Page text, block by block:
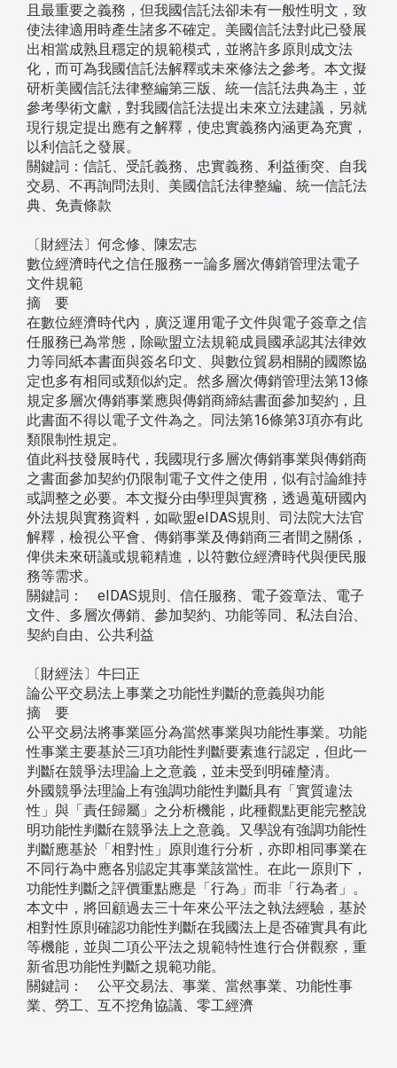
且最重要之義務，但我國信託法卻未有一般性明文，致
使法律適用時產生諸多不確定。美國信託法對此已發展
出相當成熟且穩定的規範模式，並將許多原則成文法
化，而可為我國信託法解釋或未來修法之參考。本文擬
研析美國信託法律整編第三版、統一信託法典為主，並
參考學術文獻，對我國信託法提出未來立法建議，另就
現行規定提出應有之解釋，使忠實義務內涵更為充實，
以利信託之發展。
關鍵詞：信託、受託義務、忠實義務、利益衝突、自我
交易、不再詢問法則、美國信託法律整編、統一信託法
典、免責條款
〔財經法〕何念修、陳宏志
數位經濟時代之信任服務——論多層次傳銷管理法電子
文件規範
摘 要
在數位經濟時代內，廣泛運用電子文件與電子簽章之信
任服務已為常態，除歐盟立法規範成員國承認其法律效
力等同紙本書面與簽名印文、與數位貿易相關的國際協
定也多有相同或類似約定。然多層次傳銷管理法第13條
規定多層次傳銷事業應與傳銷商締結書面參加契約，且
此書面不得以電子文件為之。同法第16條第3項亦有此
類限制性規定。
值此科技發展時代，我國現行多層次傳銷事業與傳銷商
之書面參加契約仍限制電子文件之使用，似有討論維持
或調整之必要。本文擬分由學理與實務，透過蒐研國內
外法規與實務資料，如歐盟eIDAS規則、司法院大法官
解釋，檢視公平會、傳銷事業及傳銷商三者間之關係，
俾供未來研議或規範精進，以符數位經濟時代與便民服
務等需求。
關鍵詞： eIDAS規則、信任服務、電子簽章法、電子
文件、多層次傳銷、參加契約、功能等同、私法自治、
契約自由、公共利益
〔財經法〕牛曰正
論公平交易法上事業之功能性判斷的意義與功能
摘 要
公平交易法將事業區分為當然事業與功能性事業。功能
性事業主要基於三項功能性判斷要素進行認定，但此一
判斷在競爭法理論上之意義，並未受到明確釐清。
外國競爭法理論上有強調功能性判斷具有「實質違法
性」與「責任歸屬」之分析機能，此種觀點更能完整說
明功能性判斷在競爭法上之意義。又學說有強調功能性
判斷應基於「相對性」原則進行分析，亦即相同事業在
不同行為中應各別認定其事業該當性。在此一原則下，
功能性判斷之評價重點應是「行為」而非「行為者」。
本文中，將回顧過去三十年來公平法之執法經驗，基於
相對性原則確認功能性判斷在我國法上是否確實具有此
等機能，並與二項公平法之規範特性進行合併觀察，重
新省思功能性判斷之規範功能。
關鍵詞： 公平交易法、事業、當然事業、功能性事
業、勞工、互不挖角協議、零工經濟